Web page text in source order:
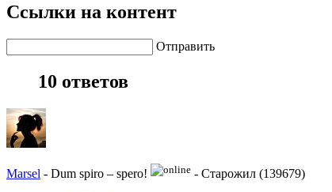
Ссылки на контент
Отправить
10 ответов
Marsel - Dum spiro – spero! - Старожил (139679)